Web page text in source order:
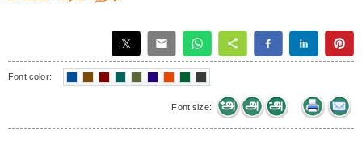
Font color:
Font size: